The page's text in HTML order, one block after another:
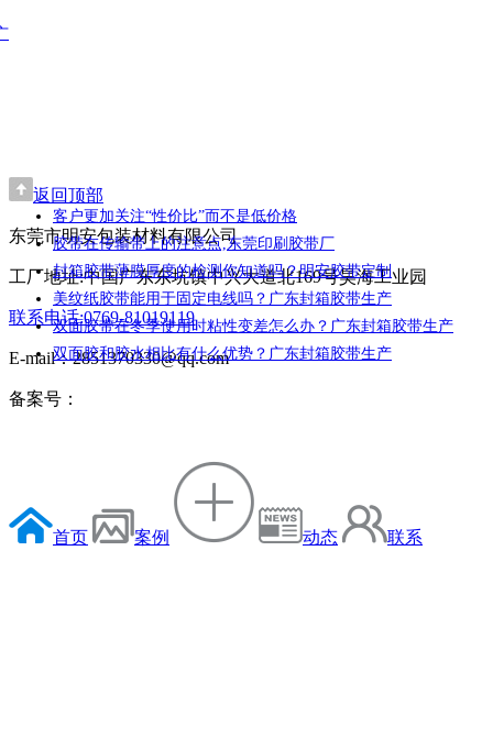
客户更加关注“性价比”而不是低价格
胶带在传输带上的注意点,东莞印刷胶带厂
封箱胶带薄膜厚度的检测你知道吗？明安胶带定制
美纹纸胶带能用于固定电线吗？广东封箱胶带生产
双面胶带在冬季使用时粘性变差怎么办？广东封箱胶带生产
双面胶和胶水相比有什么优势？广东封箱胶带生产
返回顶部
东莞市明安包装材料有限公司
工厂地址:中国广东东坑镇中兴大道北169号昊海工业园
联系电话:0769-81019119
E-mail：2851370330@qq.com
备案号：
首页 案例 动态 联系